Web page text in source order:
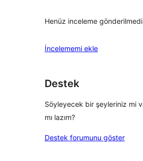
Henüz inceleme
İncelememi ekle
Destek
Söyleyecek bir şeyleriniz mi
mı lazım?
Destek forumunu göster